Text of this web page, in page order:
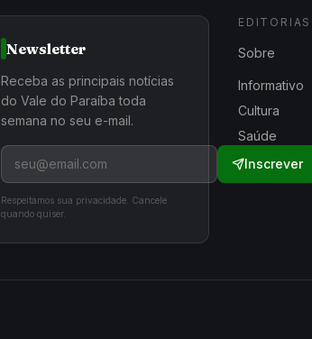
Newsletter
Receba as principais notícias
do Vale do Paraíba toda
semana no seu e-mail.
Inscrever
Respeitamos sua privacidade. Cancele
quando quiser.
EDITORIAS
Sobre
Informativo
Cultura
Saúde